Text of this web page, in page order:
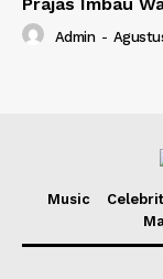
Prajas Imbau
Admin -
Music